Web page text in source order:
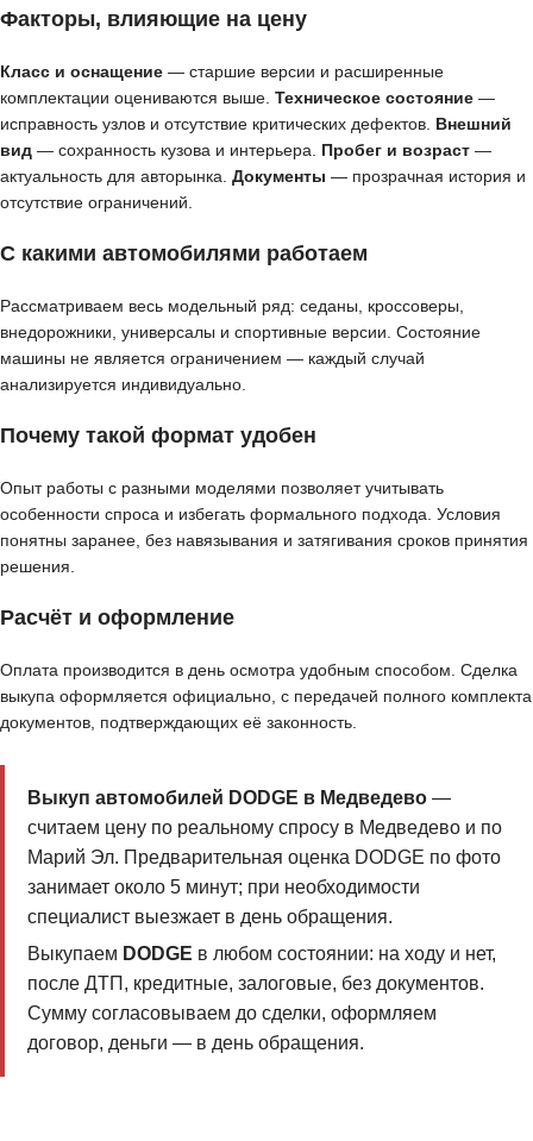
Факторы, влияющие на цену
Класс и оснащение — старшие версии и расширенные
комплектации оцениваются выше. Техническое состояние —
исправность узлов и отсутствие критических дефектов. Внешний
вид — сохранность кузова и интерьера. Пробег и возраст —
актуальность для авторынка. Документы — прозрачная история и
отсутствие ограничений.
С какими автомобилями работаем
Рассматриваем весь модельный ряд: седаны, кроссоверы,
внедорожники, универсалы и спортивные версии. Состояние
машины не является ограничением — каждый случай
анализируется индивидуально.
Почему такой формат удобен
Опыт работы с разными моделями позволяет учитывать
особенности спроса и избегать формального подхода. Условия
понятны заранее, без навязывания и затягивания сроков принятия
решения.
Расчёт и оформление
Оплата производится в день осмотра удобным способом. Сделка
выкупа оформляется официально, с передачей полного комплекта
документов, подтверждающих её законность.
Выкуп автомобилей DODGE в Медведево—
считаем цену по реальному спросу в Медведево и по
Марий Эл. Предварительная оценка DODGE по фото
занимает около 5 минут; при необходимости
специалист выезжает в день обращения.
Выкупаем DODGE в любом состоянии: на ходу и нет,
после ДТП, кредитные, залоговые, без документов.
Сумму согласовываем до сделки, оформляем
договор, деньги — в день обращения.